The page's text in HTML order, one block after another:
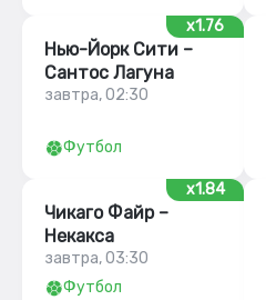
x1.76
Нью-Йорк Сити –
Сантос Лагуна
завтра, 02:30
Футбол
x1.84
Чикаго Файр –
Некакса
завтра, 03:30
Футбол